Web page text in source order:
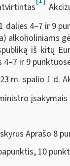
4–7 ir 9
alkoholiniams
iš kitų
ir 9
m. spalio 1 d.
įsakymais
Aprašo 8
10